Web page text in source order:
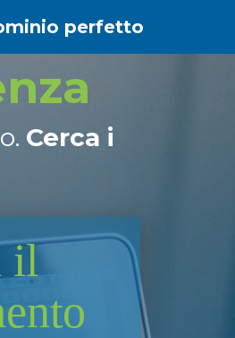
perfetto
Cerca i
il